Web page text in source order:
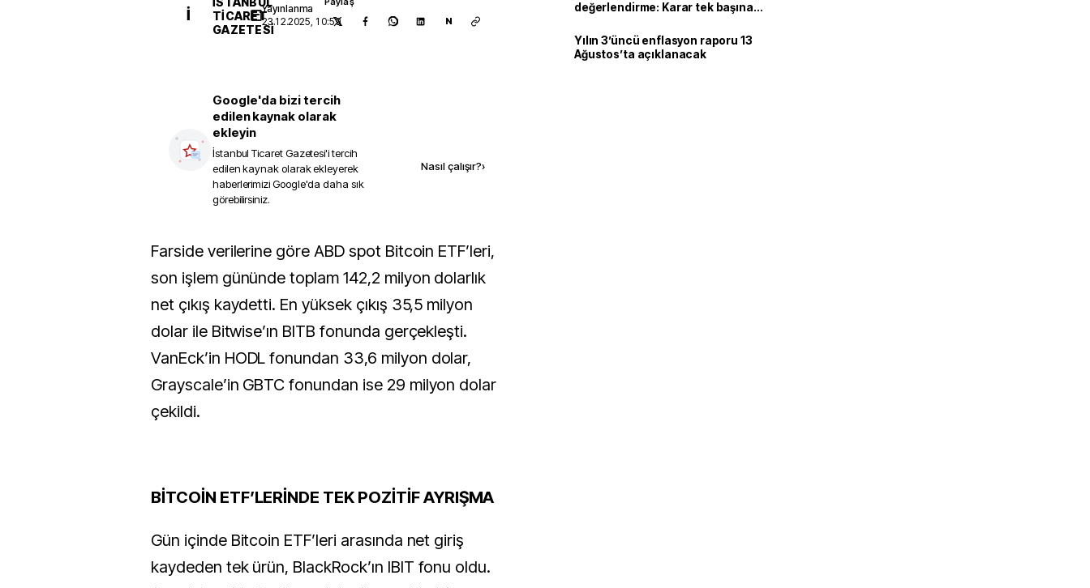
İ
TICARET
GAZETESI
Yayınlanma
23.12.2025, 10:59
N
Google'da bizi tercih
edilen kaynak olarak
ekleyin
İstanbul Ticaret Gazetesi'i tercih
edilen kaynak olarak ekleyerek
haberlerimizi Google'da daha sık
görebilirsiniz.
Nasıl çalışır?›
Farside verilerine göre ABD spot Bitcoin ETF’leri,
son işlem gününde toplam 142,2 milyon dolarlık
net çıkış kaydetti. En yüksek çıkış 35,5 milyon
dolar ile Bitwise’ın BITB fonunda gerçekleşti.
VanEck’in HODL fonundan 33,6 milyon dolar,
Grayscale’in GBTC fonundan ise 29 milyon dolar
çekildi.
BİTCOİN ETF’LERİNDE TEK POZİTİF AYRIŞMA
Gün içinde Bitcoin ETF’leri arasında net giriş
kaydeden tek ürün, BlackRock’ın IBIT fonu oldu.
değerlendirme: Karar tek başına
Yılın 3’üncü enflasyon raporu 13
Ağustos’ta açıklanacak